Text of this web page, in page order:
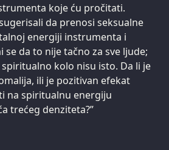
koje ću pročitati.
da prenosi seksualne
energiji instrumenta i
se da to nije tačno za sve ljude;
kolo nisu isto. Da li je
ili je pozitivan efekat
na spiritualnu energiju
trećeg denziteta?”